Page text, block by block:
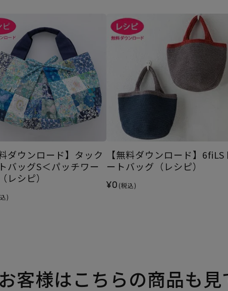
料ダウンロード】タック
バッグS＜パッチワー
レシピ）
)
【無料ダウンロード】6fiLS
ートバッグ（レシピ）
¥0 (税込)
客様はこちらの商品も見